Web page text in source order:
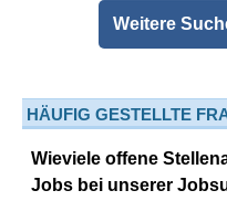
Weitere
HÄUFIG GESTELLTE
Wieviele offene
Jobs bei unserer